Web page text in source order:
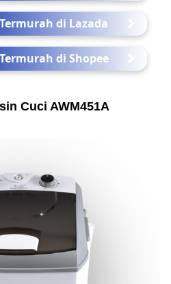
di Lazada
di Shopee
Cuci AWM451A